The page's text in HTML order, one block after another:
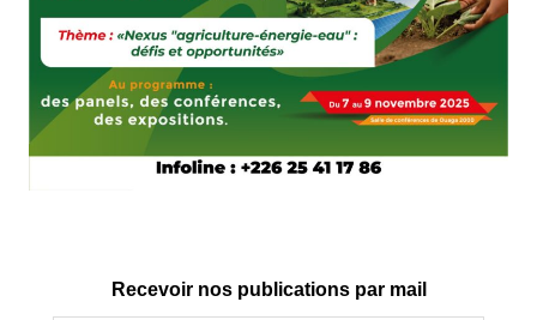
Recevoir nos publications par mail